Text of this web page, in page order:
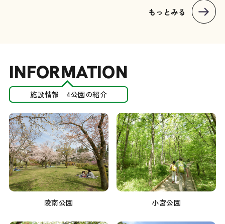
もっとみる
INFORMATION
施設情報 4公園の紹介
陵南公園 小宮公園